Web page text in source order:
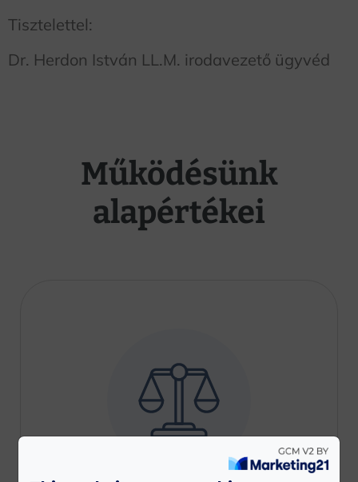
Tisztelettel:
Dr. Herdon István LL.M. irodavezető ügyvéd
Működésünk
alapértékei